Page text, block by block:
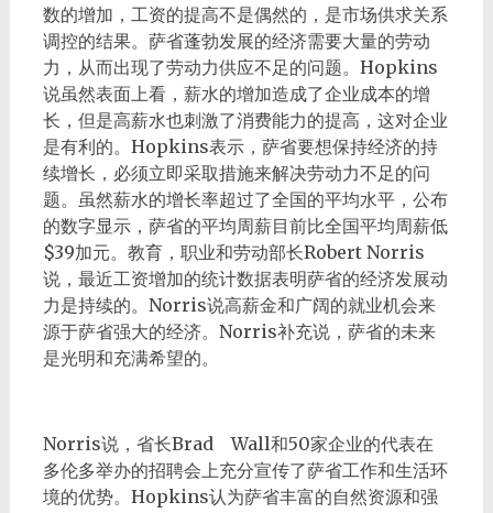
数的增加，工资的提高不是偶然的，是市场供求关系
调控的结果。萨省蓬勃发展的经济需要大量的劳动
力，从而出现了劳动力供应不足的问题。Hopkins
说虽然表面上看，薪水的增加造成了企业成本的增
长，但是高薪水也刺激了消费能力的提高，这对企业
是有利的。Hopkins表示，萨省要想保持经济的持
续增长，必须立即采取措施来解决劳动力不足的问
题。虽然薪水的增长率超过了全国的平均水平，公布
的数字显示，萨省的平均周薪目前比全国平均周薪低
$39加元。教育，职业和劳动部长Robert Norris
说，最近工资增加的统计数据表明萨省的经济发展动
力是持续的。Norris说高薪金和广阔的就业机会来
源于萨省强大的经济。Norris补充说，萨省的未来
是光明和充满希望的。
Norris说，省长Brad Wall和50家企业的代表在
多伦多举办的招聘会上充分宣传了萨省工作和生活环
境的优势。Hopkins认为萨省丰富的自然资源和强